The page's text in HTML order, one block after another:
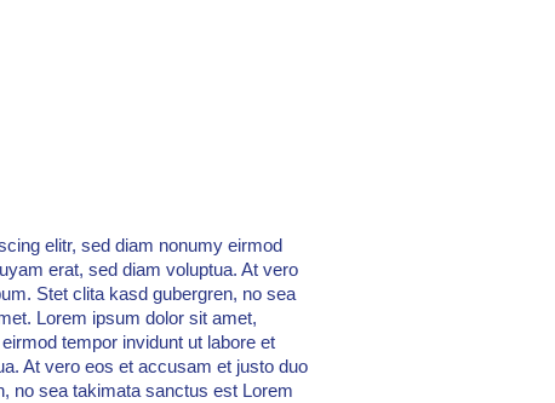
elitr, sed diam nonumy eirmod
erat, sed diam voluptua. At vero
Stet clita kasd gubergren, no sea
Lorem ipsum dolor sit amet,
tempor invidunt ut labore et
At vero eos et accusam et justo duo
no sea takimata sanctus est Lorem